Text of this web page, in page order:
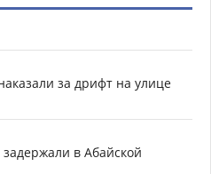
за дрифт на улице
в Абайской